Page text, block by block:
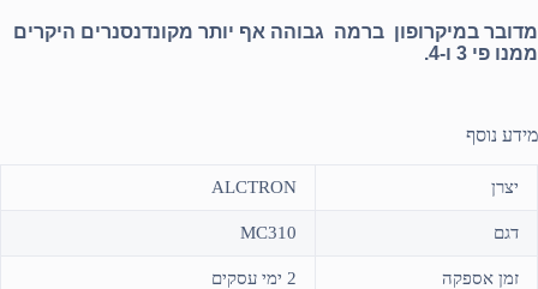
מדובר במיקרופון ברמה גבוהה אף יותר מקונדנסנרים היקרים
ממנו פי 3 ו-4.
מידע נוסף
יצרן ALCTRON
דגם MC310
זמן אספקה 2 ימי עסקים